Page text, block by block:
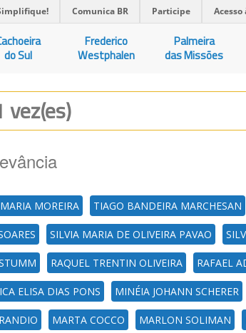
Comunica BR Participe
do Sul
Frederico
Westphalen
Palmeira
das Missões
MOREIRA TIAGO BANDEIRA MARCHESAN
SILVIA MARIA DE OLIVEIRA PAVAO
RAQUEL TRENTIN OLIVEIRA RAFAEL
ELISA DIAS PONS MINÉIA JOHANN SCHERER
MARTA COCCO MARLON SOLIMAN